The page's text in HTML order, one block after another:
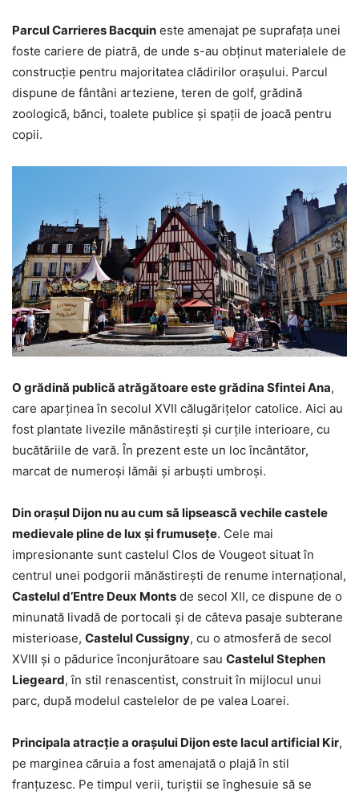
Parcul Carrieres Bacquin este amenajat pe suprafața unei
foste cariere de piatră, de unde s-au obținut materialele de
construcție pentru majoritatea clădirilor orașului. Parcul
dispune de fântâni arteziene, teren de golf, grădină
zoologică, bănci, toalete publice și spații de joacă pentru
copii.
O grădină publică atrăgătoare este grădina Sfintei Ana,
care aparținea în secolul XVII călugărițelor catolice. Aici au
fost plantate livezile mănăstirești și curțile interioare, cu
bucătăriile de vară. În prezent este un loc încântător,
marcat de numeroși lămâi și arbuști umbroși.
Din orașul Dijon nu au cum să lipsească vechile castele
medievale pline de lux și frumusețe. Cele mai
impresionante sunt castelul Clos de Vougeot situat în
centrul unei podgorii mănăstirești de renume internațional,
Castelul d’Entre Deux Monts de secol XII, ce dispune de o
minunată livadă de portocali și de câteva pasaje subterane
misterioase, Castelul Cussigny, cu o atmosferă de secol
XVIII și o pădurice înconjurătoare sau Castelul Stephen
Liegeard, în stil renascentist, construit în mijlocul unui
parc, după modelul castelelor de pe valea Loarei.
Principala atracție a orașului Dijon este lacul artificial Kir,
pe marginea căruia a fost amenajată o plajă în stil
franțuzesc. Pe timpul verii, turiștii se înghesuie să se